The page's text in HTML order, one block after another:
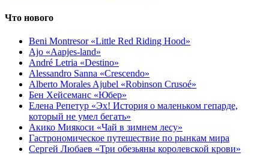
Что нового
Beni Montresor «Little Red Riding Hood»
Ajo «Aapjes-land»
André Letria «Destino»
Alessandro Sanna «Crescendo»
Alberto Morales Ajubel «Robinson Crusoé»
Бен Хейсеманс «Юбер»
Елена Репетур «Эх! История о маленьком гепарде,
который не умел бегать»
Акико Миякоси «Чай в зимнем лесу»
Гастрономическое путешествие по рынкам мира
Сергей Любаев «Три обезьяны королевской крови»